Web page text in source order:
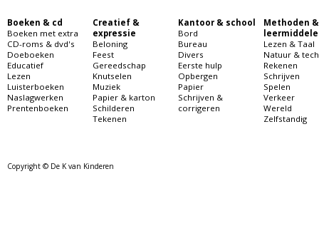
Boeken & cd
Boeken met extra
CD-roms & dvd's
Doeboeken
Educatief
Lezen
Luisterboeken
Naslagwerken
Prentenboeken
Creatief &
expressie
Beloning
Feest
Gereedschap
Knutselen
Muziek
Papier & karton
Schilderen
Tekenen
Kantoor & school
Bord
Bureau
Divers
Eerste hulp
Opbergen
Papier
Schrijven &
corrigeren
Methoden &
Lezen & Taal
Natuur &
Rekenen
Schrijven
Spelen
Verkeer
Wereld
Zelfstandig
Copyright © De K van Kinderen